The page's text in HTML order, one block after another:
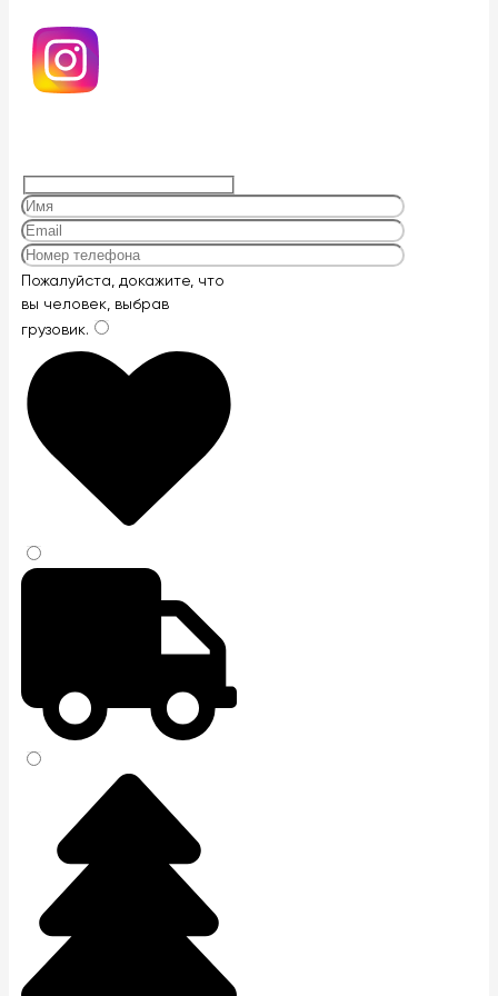
Оставьте
это
поле
пустым.
Пожалуйста, докажите, что
вы человек, выбрав
грузовик.